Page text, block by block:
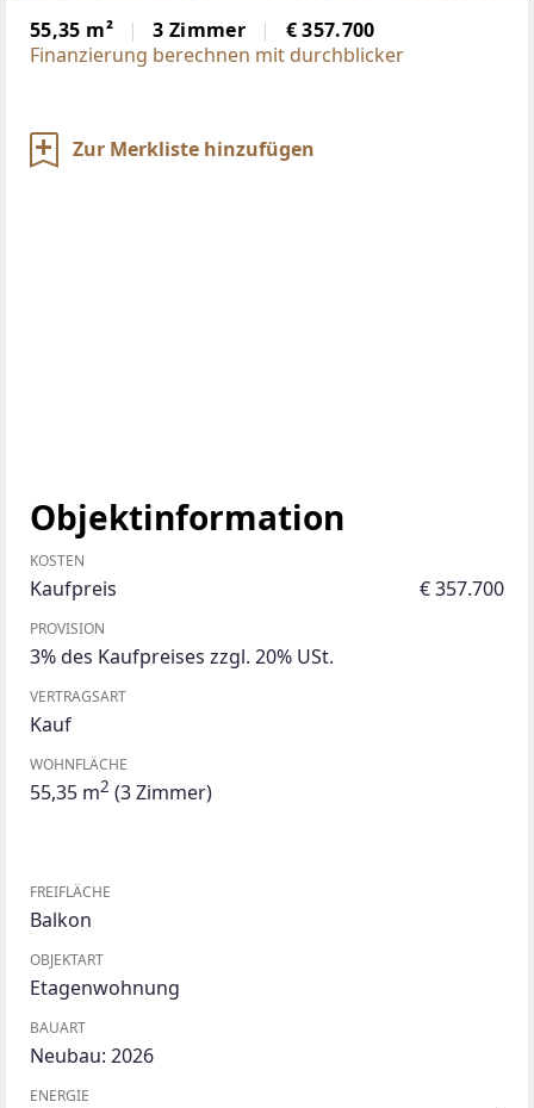
55,35 m² 3 Zimmer
€ 357.700
Finanzierung berechnen mit durchblicker
Zur Merkliste hinzufügen
Objektinformation
KOSTEN
Kaufpreis € 357.700
PROVISION
3% des Kaufpreises zzgl. 20% USt.
VERTRAGSART
Kauf
WOHNFLÄCHE
55,35 m2 (3 Zimmer)
FREIFLÄCHE
Balkon
OBJEKTART
Etagenwohnung
BAUART
Neubau: 2026
ENERGIE